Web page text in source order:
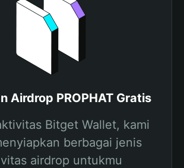
Airdrop PROPHAT Gratis
Bitget Wallet, kami
berbagai jenis
airdrop untukmu